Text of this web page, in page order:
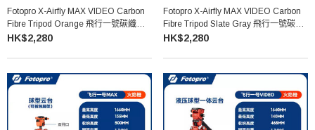
Fotopro X-Airfly MAX VIDEO Carbon
Fibre Tripod Orange 飛行一號碳纖維
三腳架套裝
HK$2,280
Fotopro X-Airfly MAX VIDEO Carbon
Fibre Tripod Slate Gray 飛行一號碳纖
維三腳架套裝
HK$2,280